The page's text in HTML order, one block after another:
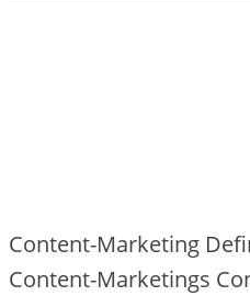
Content-Marketing
Content-Marketings